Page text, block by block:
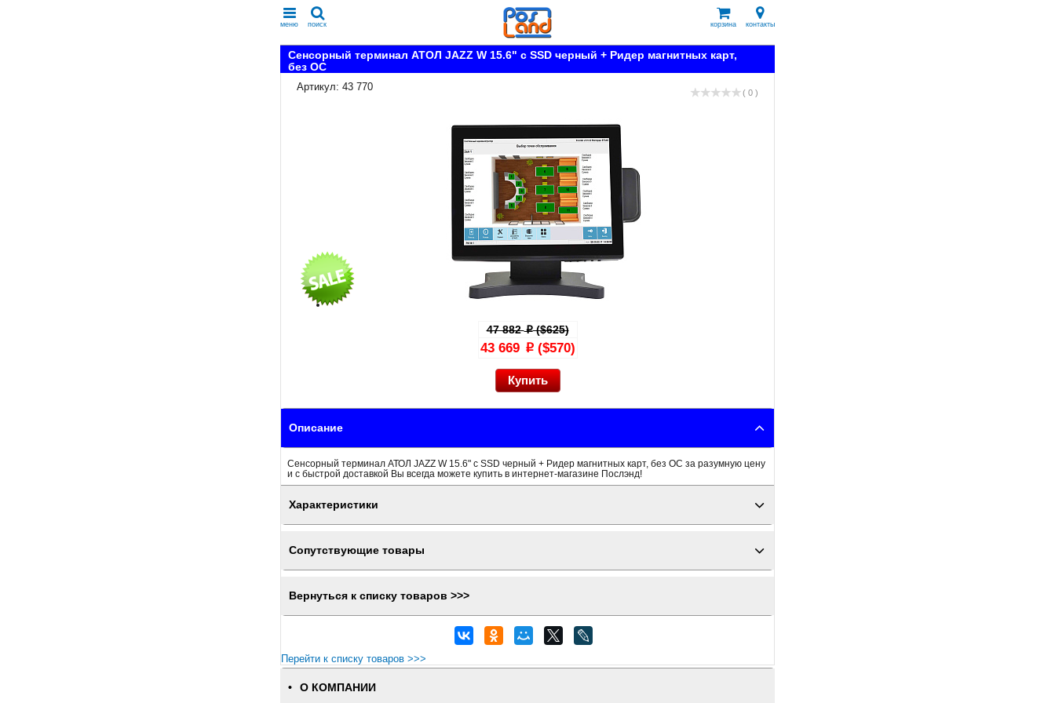
меню поиск корзина контакты
Сенсорный терминал АТОЛ JAZZ W 15.6" с SSD черный + Ридер магнитных карт,
без ОС
Артикул: 43 770
( 0 )
47 882p($625)
43 669 p($570)
Описание
Сенсорный терминал АТОЛ JAZZ W 15.6" с SSD черный + Ридер магнитных карт, без ОС за разумную цену
и с быстрой доставкой Вы всегда можете купить в интернет-магазине Послэнд!
Характеристики
Сопутствующие товары
Вернуться к списку товаров >>>
Перейти к списку товаров >>>
О КОМПАНИИ